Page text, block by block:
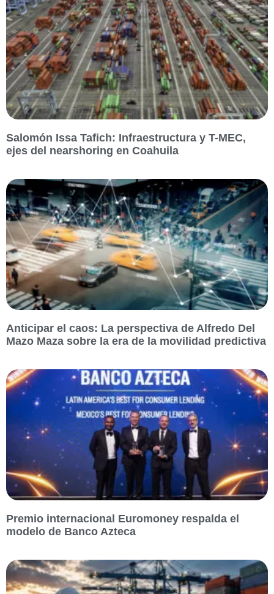
Salomón Issa Tafich: Infraestructura y T-MEC,
ejes del nearshoring en Coahuila
Anticipar el caos: La perspectiva de Alfredo Del
Mazo Maza sobre la era de la movilidad predictiva
Premio internacional Euromoney respalda el
modelo de Banco Azteca